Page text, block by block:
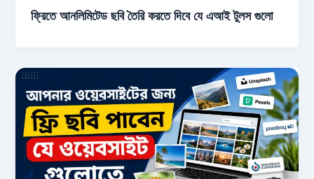
ফ্রিতে আনলিমিটেড ছবি তৈরি করতে দিবে যে এআই টুলস গুলো